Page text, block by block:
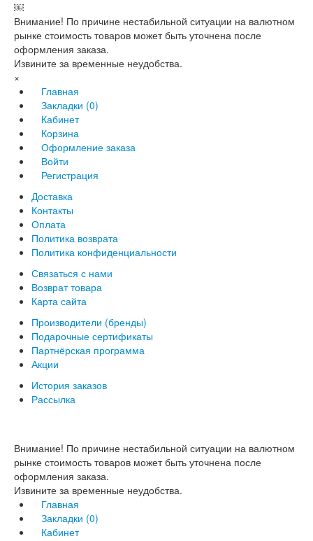
￼
Внимание! По причине нестабильной ситуации на валютном
рынке стоимость товаров может быть уточнена после
оформления заказа.
Извините за временные неудобства.
×
Главная
Закладки (0)
Кабинет
Корзина
Оформление заказа
Войти
Регистрация
Доставка
Контакты
Оплата
Политика возврата
Политика конфиденциальности
Связаться с нами
Возврат товара
Карта сайта
Производители (бренды)
Подарочные сертификаты
Партнёрская программа
Акции
История заказов
Рассылка
Внимание! По причине нестабильной ситуации на валютном
рынке стоимость товаров может быть уточнена после
оформления заказа.
Извините за временные неудобства.
Главная
Закладки (0)
Кабинет